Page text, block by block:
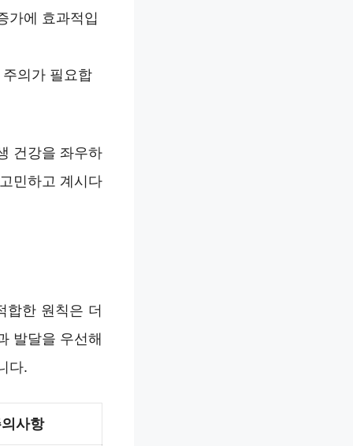
가에 효과적입
의가 필요합
건강을 좌우하
민하고 계시다
합한 원칙은 더
발달을 우선해
다.
사항